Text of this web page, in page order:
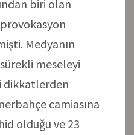
biri olan
Medyanın
meseleyi
dikkatlerden
camiasına
olduğu ve 23